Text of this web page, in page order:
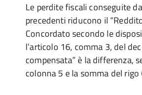
Le perdite fiscali conseguite
precedenti riducono il
Concordato secondo le
l’articolo 16, comma 3, del
compensata” è la differenza,
colonna 5 e la somma del